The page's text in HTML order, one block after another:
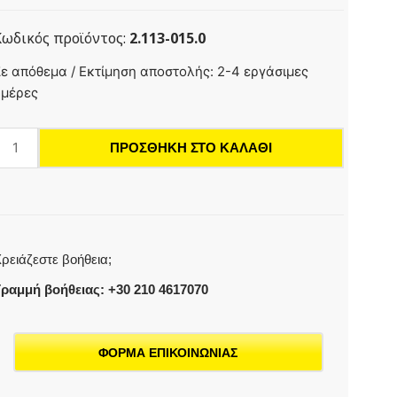
προϊόντος: 2.113-015.0
απόθεμα / Εκτίμηση αποστολής: 2-4 εργάσιμες
ποσότητα
ΠΡΟΣΘΉΚΗ ΣΤΟ ΚΑΛΆΘΙ
βοήθεια;
βοήθειας: +30 210 4617070
ΦΟΡΜΑ ΕΠΙΚΟΙΝΩΝΙΑΣ